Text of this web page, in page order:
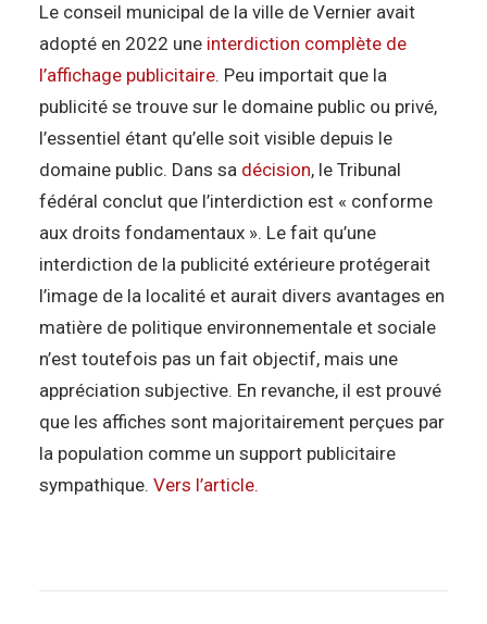
Le conseil municipal de la ville de Vernier avait
adopté en 2022 une interdiction complète de
l’affichage publicitaire. Peu importait que la
publicité se trouve sur le domaine public ou privé,
l’essentiel étant qu’elle soit visible depuis le
domaine public. Dans sa décision, le Tribunal
fédéral conclut que l’interdiction est « conforme
aux droits fondamentaux ». Le fait qu’une
interdiction de la publicité extérieure protégerait
l’image de la localité et aurait divers avantages en
matière de politique environnementale et sociale
n’est toutefois pas un fait objectif, mais une
appréciation subjective. En revanche, il est prouvé
que les affiches sont majoritairement perçues par
la population comme un support publicitaire
sympathique. Vers l’article.